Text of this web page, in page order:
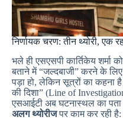
निर्णायक चरण: तीन थ्योरी, एक
भले ही एसएसपी कार्तिकेय शर्मा
बताने में “जल्दबाजी” करने के
पड़ा हो, लेकिन सूत्रों का कहना
की दिशा” (Line of
एसआईटी अब घटनास्थल का
अलग थ्योरीजपर काम कर रही है: